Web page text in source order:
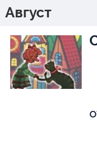
Именно
главной
девочки
Август